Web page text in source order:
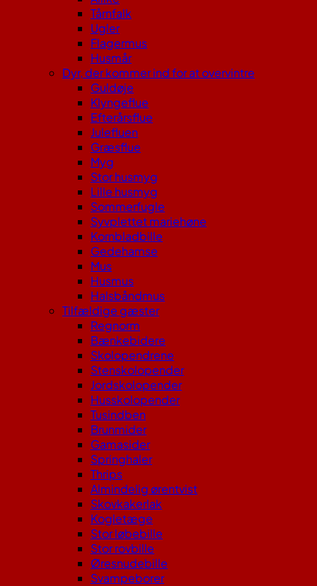
Tårnfalk
Ugler
Flagermus
Husmår
Dyr, der kommer ind for at overvintre
Guldøje
Klyngeflue
Efterårsflue
Julefluen
Græsflue
Myg
Stor husmyg
Lille husmyg
Sommerfugle
Syvplettet mariehøne
Kornbladbille
Gedehamse
Mus
Husmus
Halsbåndmus
Tilfældige gæster
Regnorm
Bænkebidere
Skolopendrene
Stenskolopender
Jordskolopender
Husskolopender
Tusindben
Brunmider
Gamasider
Springhaler
Thrips
Almindelig ørentvist
Skovkakerlak
Kogletæge
Stor løbebille
Stor rovbille
Øresnudebille
Svampeborer